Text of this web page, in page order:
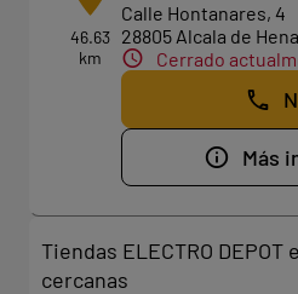
46.63
km
Calle Hontanares, 4
28805 Alcala de
Cerrado
Más
Tiendas ELECTRO DEPOT
cercanas